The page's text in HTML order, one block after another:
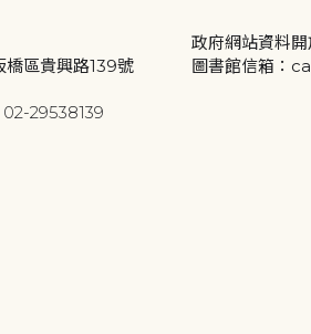
區貴興路139號
29538139
政府網站資料
圖書館信箱：